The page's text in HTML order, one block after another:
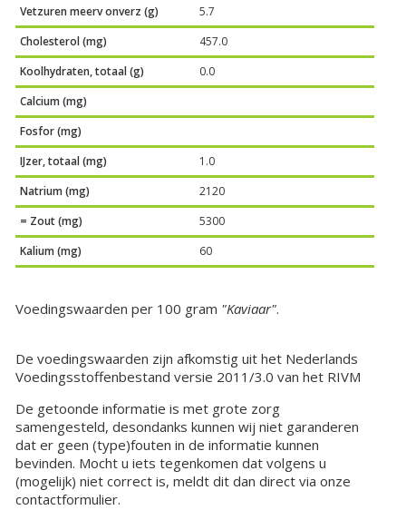
Vetzuren meerv onverz (g)
5.7
Cholesterol (mg)
457.0
Koolhydraten, totaal (g)
0.0
Calcium (mg)
Fosfor (mg)
IJzer, totaal (mg)
1.0
Natrium (mg)
2120
= Zout (mg)
5300
Kalium (mg)
60
Voedingswaarden per 100 gram "Kaviaar".
De voedingswaarden zijn afkomstig uit het Nederlands
Voedingsstoffenbestand versie 2011/3.0 van het RIVM
De getoonde informatie is met grote zorg
samengesteld, desondanks kunnen wij niet garanderen
dat er geen (type)fouten in de informatie kunnen
bevinden. Mocht u iets tegenkomen dat volgens u
(mogelijk) niet correct is, meldt dit dan direct via onze
contactformulier.